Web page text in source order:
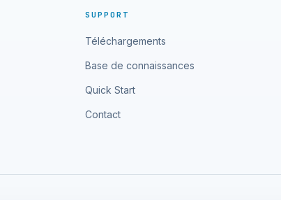
SUPPORT
Téléchargements
Base de connaissances
Quick Start
Contact